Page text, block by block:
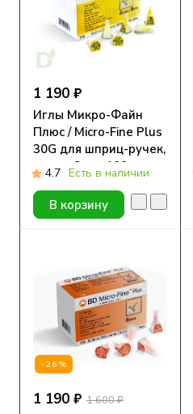
1 190 ₽
Иглы Микро-Файн
Плюс / Micro-Fine Plus
30G для шприц-ручек,
длина 8 мм, 100 шт.
4.7 Есть в наличии
В корзину
-26%
1 190 ₽ 1 600 ₽